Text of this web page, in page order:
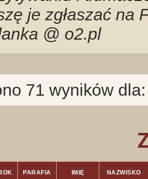
je zgłaszać na
@ o2.pl
71 wyników
PARAFIA IMIĘ NAZWISKO